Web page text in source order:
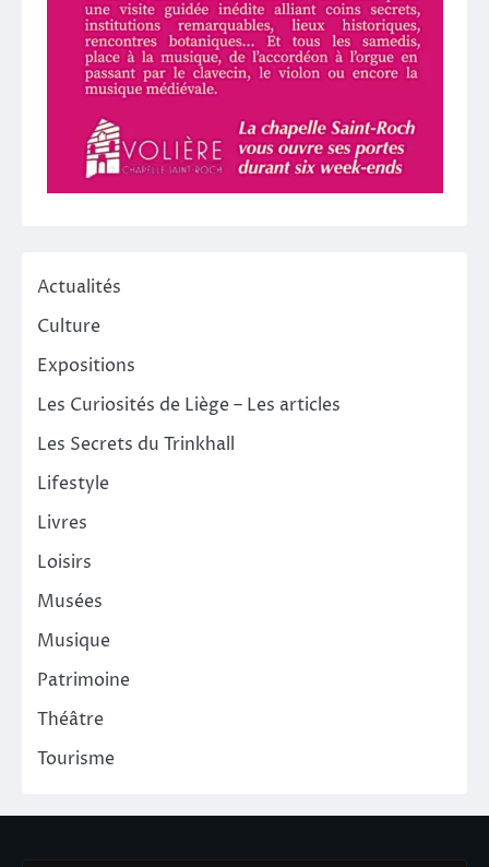
Actualités
Culture
Expositions
Les Curiosités de Liège – Les articles
Les Secrets du Trinkhall
Lifestyle
Livres
Loisirs
Musées
Musique
Patrimoine
Théâtre
Tourisme